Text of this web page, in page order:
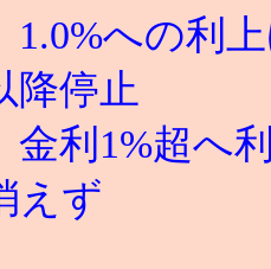
1.0%への利
降停止
金利1%超
えず